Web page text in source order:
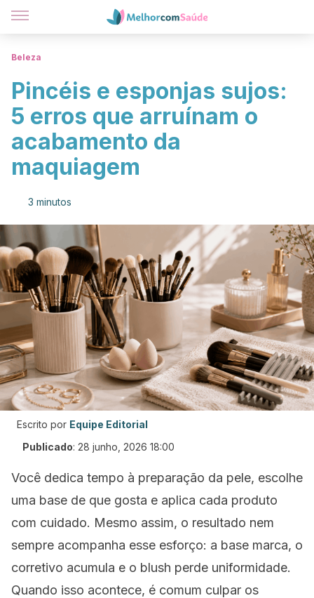
Beleza
Pincéis e esponjas sujos:
5 erros que arruínam o
acabamento da
maquiagem
3 minutos
Escrito por Equipe Editorial
Publicado: 28 junho, 2026 18:00
Você dedica tempo à preparação da pele, escolhe
uma base de que gosta e aplica cada produto
com cuidado. Mesmo assim, o resultado nem
sempre acompanha esse esforço: a base marca, o
corretivo acumula e o blush perde uniformidade.
Quando isso acontece, é comum culpar os